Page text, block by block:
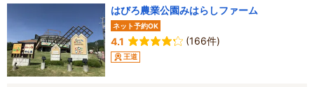
はびろ農業公園みはらしファーム
ネット予約OK
4.1 (166件)
王道